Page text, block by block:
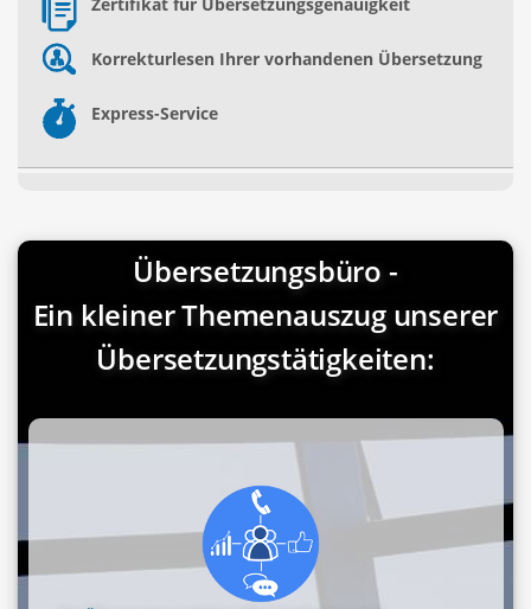
Korrekturlesen Ihrer vorhandenen Übersetzung
Express-Service
Übersetzungsbüro -
Ein kleiner Themenauszug unserer
Übersetzungstätigkeiten: